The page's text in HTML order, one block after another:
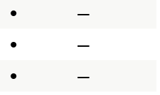
• –
• –
• –